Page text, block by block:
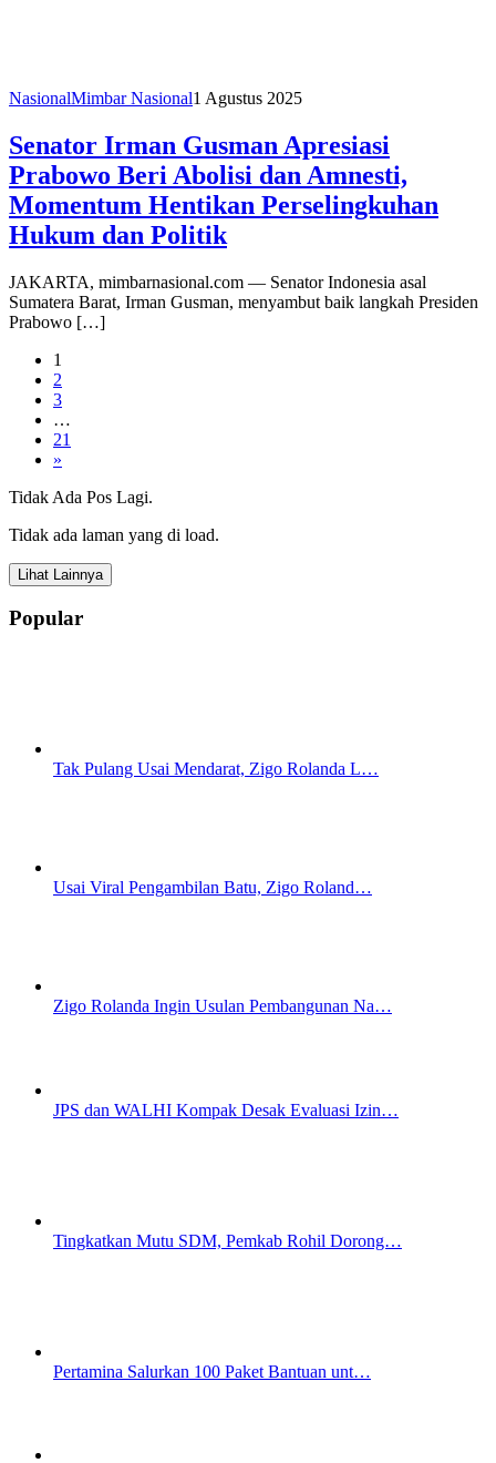
NasionalMimbar Nasional1 Agustus 2025
Senator Irman Gusman Apresiasi
Prabowo Beri Abolisi dan Amnesti,
Momentum Hentikan Perselingkuhan
Hukum dan Politik
JAKARTA, mimbarnasional.com — Senator Indonesia asal
Sumatera Barat, Irman Gusman, menyambut baik langkah Presiden
Prabowo […]
1
2
3
…
21
»
Tidak Ada Pos Lagi.
Tidak ada laman yang di load.
Lihat Lainnya
Popular
Tak Pulang Usai Mendarat, Zigo Rolanda L…
Usai Viral Pengambilan Batu, Zigo Roland…
Zigo Rolanda Ingin Usulan Pembangunan Na…
JPS dan WALHI Kompak Desak Evaluasi Izin…
Tingkatkan Mutu SDM, Pemkab Rohil Dorong…
Pertamina Salurkan 100 Paket Bantuan unt…